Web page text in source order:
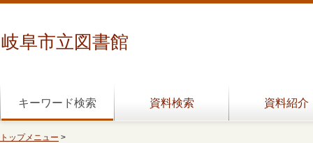
岐阜市立図書館
キーワード検索 資料検索 資料紹介
トップメニュー >